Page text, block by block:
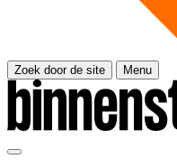
Zoek door de site Menu